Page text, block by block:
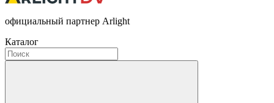
официальный партнер Arlight
Каталог